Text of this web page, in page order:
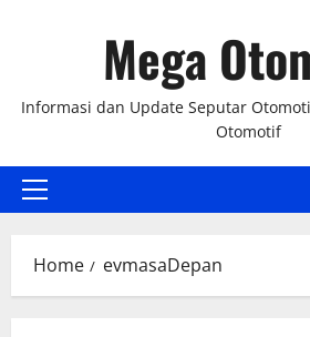
Mega
Informasi dan Update Seputar
Otomotif
Primary
Home evmasaDepan